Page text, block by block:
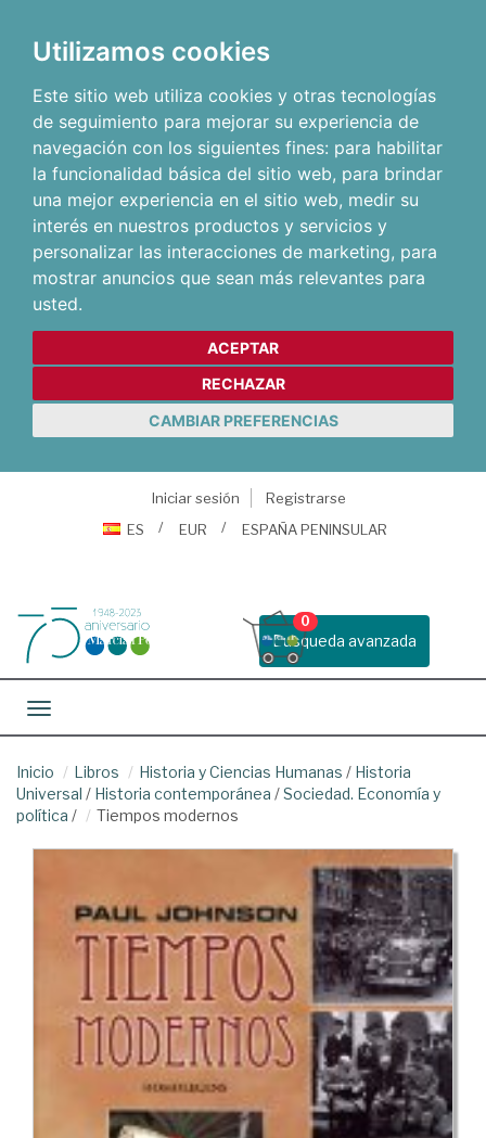
Utilizamos cookies
Este sitio web utiliza cookies y otras tecnologías
de seguimiento para mejorar su experiencia de
navegación con los siguientes fines: para habilitar
la funcionalidad básica del sitio web, para brindar
una mejor experiencia en el sitio web, medir su
interés en nuestros productos y servicios y
personalizar las interacciones de marketing, para
mostrar anuncios que sean más relevantes para
usted.
ACEPTAR
RECHAZAR
CAMBIAR PREFERENCIAS
Iniciar sesión
Registrarse
ES
EUR ESPAÑA PENINSULAR
Busqueda avanzada
0
Toggle navigation
Inicio Libros Historia y Ciencias Humanas / Historia
Universal / Historia contemporánea /Sociedad. Economía y
política / Tiempos modernos